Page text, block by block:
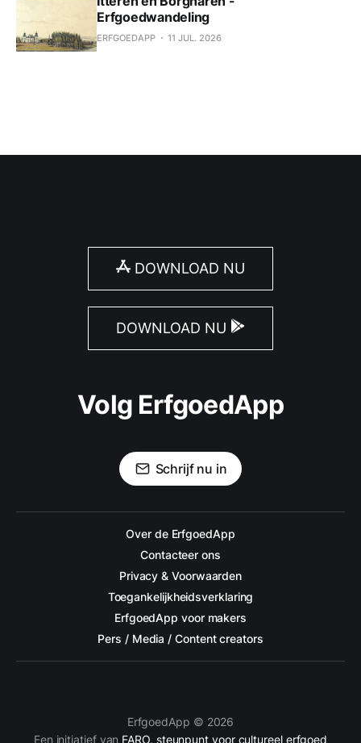
Erfgoedwandeling
ERFGOEDAPP 11 JUL. 2026
DOWNLOAD NU
DOWNLOAD NU
Volg ErfgoedApp
Schrijf nu in
Over de ErfgoedApp
Contacteer ons
Privacy & Voorwaarden
Toegankelijkheidsverklaring
ErfgoedApp voor makers
Pers / Media / Content creators
ErfgoedApp © 2026
Een initiatief van FARO, steunpunt voor cultureel erfgoed